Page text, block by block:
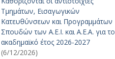
Τμημάτων, Εισαγωγικών
Κατευθύνσεων και Προγραμμάτων
Σπουδών των Α.Ε.Ι. και Α.Ε.Α. για το
ακαδημαϊκό έτος 2026-2027
(6/12/2026)